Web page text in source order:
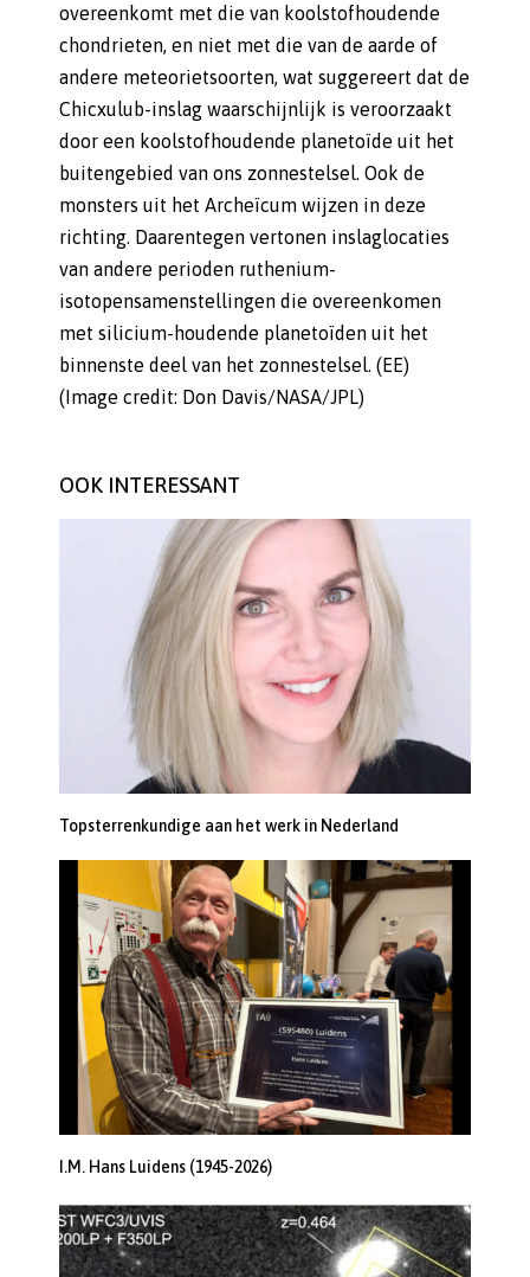
overeenkomt met die van koolstofhoudende
chondrieten, en niet met die van de aarde of
andere meteorietsoorten, wat suggereert dat de
Chicxulub-inslag waarschijnlijk is veroorzaakt
door een koolstofhoudende planetoïde uit het
buitengebied van ons zonnestelsel. Ook de
monsters uit het Archeïcum wijzen in deze
richting. Daarentegen vertonen inslaglocaties
van andere perioden ruthenium-
isotopensamenstellingen die overeenkomen
met silicium-houdende planetoïden uit het
binnenste deel van het zonnestelsel. (EE)
(Image credit: Don Davis/NASA/JPL)
OOK INTERESSANT
Topsterrenkundige aan het werk in Nederland
I.M. Hans Luidens (1945-2026)